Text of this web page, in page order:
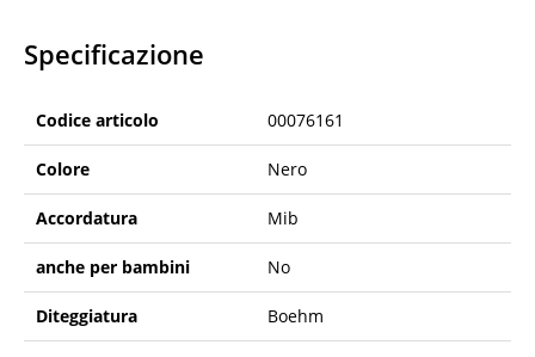
Specificazione
Codice articolo 00076161
Colore Nero
Accordatura Mib
anche per bambini No
Diteggiatura Boehm